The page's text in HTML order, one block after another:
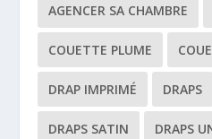
AGENCER SA CHAMBRE
COUETTE PLUME
DRAP IMPRIMÉ DRAPS
DRAPS SATIN DRAPS